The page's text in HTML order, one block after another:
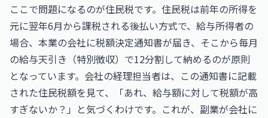
ここで問題になるのが住民税です。住民税は前年の所得を
元に翌年6月から課税される後払い方式で、給与所得者の
場合、本業の会社に税額決定通知書が届き、そこから毎月
の給与天引き（特別徴収）で12分割して納めるのが原則
となっています。会社の経理担当者は、この通知書に記載
された住民税額を見て、「あれ、給与額に対して税額が高
すぎないか？」と気づくわけです。これが、副業が会社に